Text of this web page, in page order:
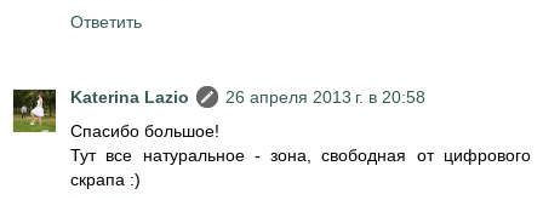
Ответить
Katerina Lazio
26 апреля 2013 г. в 20:58
Спасибо большое!
Тут все натуральное - зона, свободная от цифрового
скрапа :)